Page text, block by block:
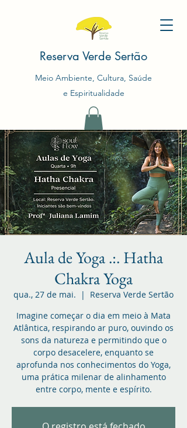
Reserva Verde Sertão
Meio Ambiente, Cultura, Saúde
e Espiritualidade
Aula de Yoga .:. Hatha
Chakra Yoga
qua., 27 de mai.
  |
Reserva Verde Sertão
Imagine começar o dia em meio à Mata
Atlântica, respirando ar puro, ouvindo os
sons da natureza e permitindo que o
corpo desacelere, enquanto se
aprofunda nos conhecimentos do Yoga,
uma prática milenar de alinhamento
entre corpo, mente e espírito.